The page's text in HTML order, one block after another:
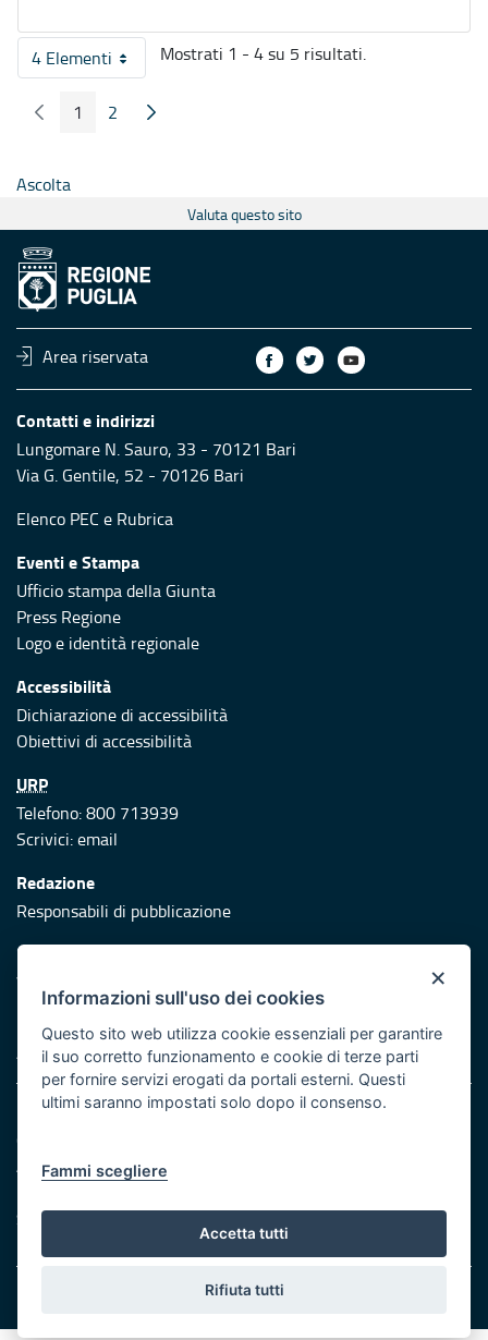
4 ElementiPer pagina
Mostrati 1 - 4 su 5 risultati.
Pagina Precedente
Pagina
1 Pagina
2 Pagina Seguente
Ascolta
Valuta questo sito
Area riservata
Contatti e indirizzi
Lungomare N. Sauro, 33 - 70121 Bari
Via G. Gentile, 52 - 70126 Bari
Elenco PEC e Rubrica
Eventi e Stampa
Ufficio stampa della Giunta
Press Regione
Logo e identità regionale
Accessibilità
Dichiarazione di accessibilità
Obiettivi di accessibilità
URP
Telefono: 800 713939
Scrivici:email
Redazione
Responsabili di pubblicazione
Protezione civile
Vai al sito di Protezione Civile Puglia
Iniziativa finanziata con risorse del POR Puglia 2014/2020 -
Asse XI
Note legali
Cookie e privacy
Atti di notifica
Servizi Intranet
© Regione Puglia
×
Informazioni sull'uso dei cookies
Questo sito web utilizza cookie essenziali per garantire
il suo corretto funzionamento e cookie di terze parti
per fornire servizi erogati da portali esterni. Questi
ultimi saranno impostati solo dopo il consenso.
Fammi scegliere
Accetta tutti
Rifiuta tutti